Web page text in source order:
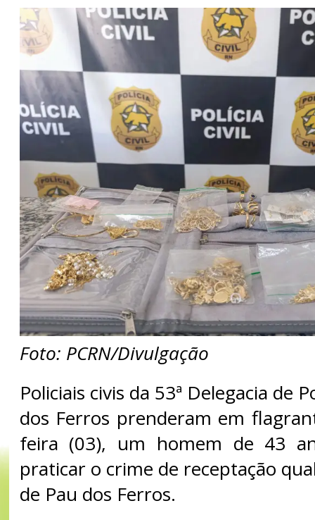
Foto: PCRN/Divulgação
Policiais civis da 53ª Delegacia de
dos Ferros prenderam em
feira (03), um homem de 43
praticar o crime de receptação
de Pau dos Ferros.